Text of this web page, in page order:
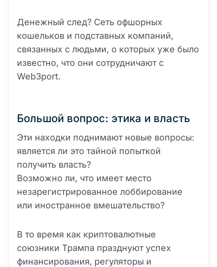
Денежный след? Сеть офшорных
кошельков и подставных компаний,
связанных с людьми, о которых уже было
известно, что они сотрудничают с
Web3port.
Большой вопрос: этика и власть
Эти находки поднимают новые вопросы:
является ли это тайной попыткой
получить власть?
Возможно ли, что имеет место
незарегистрированное лоббирование
или иностранное вмешательство?
В то время как криптовалютные
союзники Трампа празднуют успех
финансирования, регуляторы и